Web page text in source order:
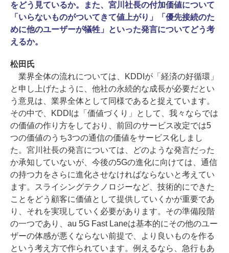
をどう見ているか。また、宮川社長の付加価値について
「いらないものがついてきて値上がり」「優先接続のた
めに他のユーザーが犠牲」といった発言についてどう考
えるか。
松田氏
業界全体の流れについては、KDDIが「経済の好循環」
と申し上げたように、他社の永続的な成長が必要だとい
う意見は、業界全体として同様であると捉えています。
その中で、KDDIは「価値づくり」として、我々ならでは
の価値の作り方をしており、前回のサービス改定では5
つの価値のうち3つの通信の価値をサービス化しまし
た。宮川社長の発言については、どのような発言だった
か承知していないが、今後の5Gの進化に向けては、通信
の持つ力をさらに進化させなければならないと考えてい
ます。スライシングテクノロジーなど、技術的にできた
ことをどう顧客に価値として提供していくかが重要であ
り、それを実現していく必要があります。その準備段階
の一つであり、au 5G Fast Laneは基本的にその他のユー
ザーの体感が悪くならない前提で、より良いものを作る
という考え方で作られています。例えるなら、急行もあ